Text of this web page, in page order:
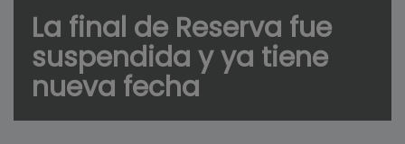
La final de Reserva fue
suspendida y ya tiene
nueva fecha